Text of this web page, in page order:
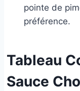
pointe de
préférence.
Tableau
Sauce